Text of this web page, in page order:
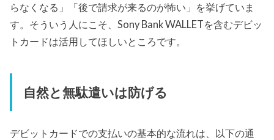
らなくなる」「後で請求が来るのが怖い」を挙げていま
す。そういう人にこそ、Sony Bank WALLETを含むデビッ
トカードは活用してほしいところです。
自然と無駄遣いは防げる
デビットカードでの支払いの基本的な流れは、以下の通